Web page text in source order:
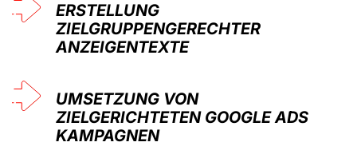
ERSTELLUNG
ZIELGRUPPENGERECHTER
ANZEIGENTEXTE
UMSETZUNG VON
ZIELGERICHTETEN GOOGLE ADS
KAMPAGNEN